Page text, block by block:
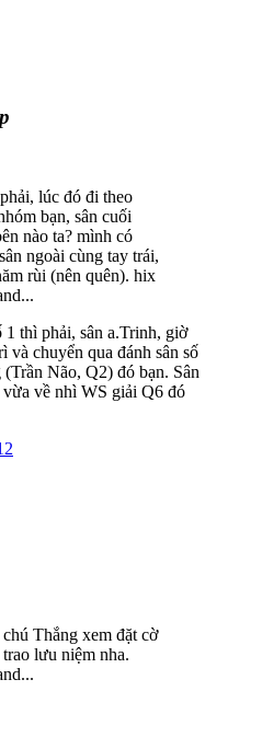
lúc đó đi theo
bạn, sân cuối
nào ta? mình có
ngoài cùng tay trái,
rùi (nên quên). hix
1 thì phải, sân a.Trinh, giờ
và chuyển qua đánh sân số
Não, Q2) đó bạn. Sân
về nhì WS giải Q6 đó
Thắng xem đặt cờ
lưu niệm nha.